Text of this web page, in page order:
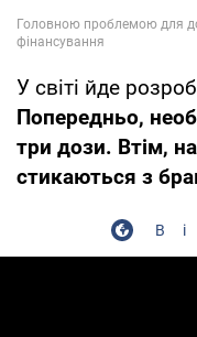
У світі йде
Попередньо,
три дози. Втім,
стикаються з